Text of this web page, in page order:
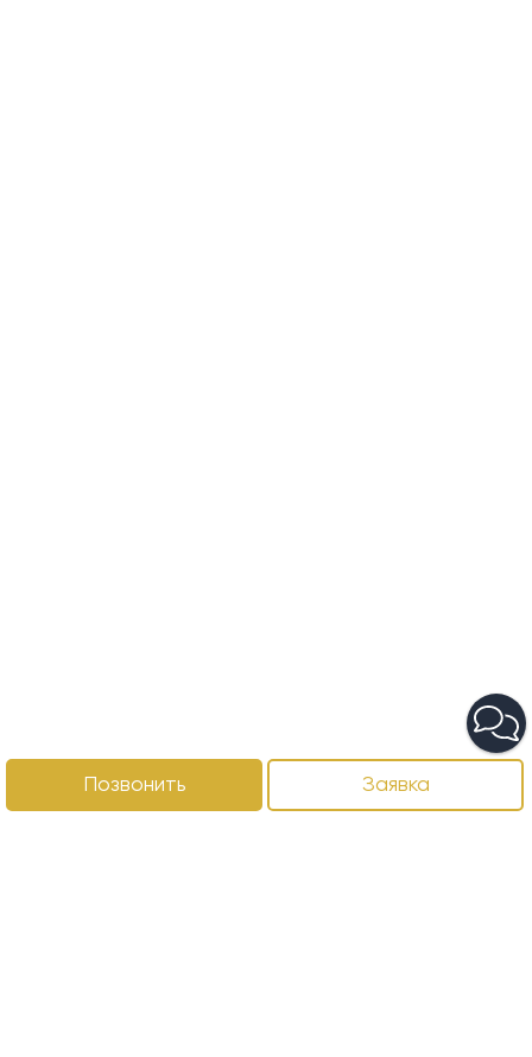
Позвонить Заявка